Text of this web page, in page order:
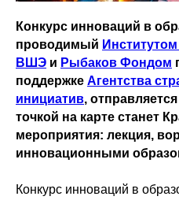
Конкурс инноваций в
проводимый
ВШЭ и Рыбаков Фондом
поддержке Агентства
инициатив,
точкой на карте станет
мероприятия: лекция,
инновационными
Конкурс инноваций в